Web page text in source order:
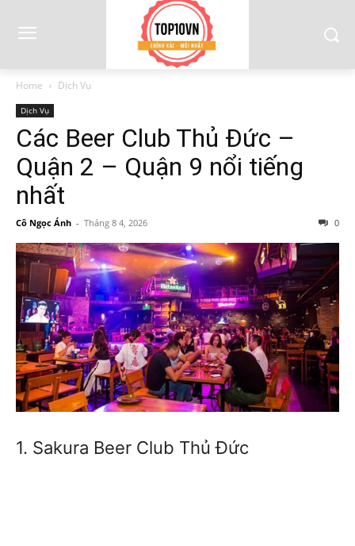
Home Dịch Vụ
Dịch Vụ
Các Beer Club Thủ Đức –
Quận 2 – Quận 9 nổi tiếng
nhất
Cô Ngọc Ánh - Tháng 8 4, 2026 0
1. Sakura Beer Club Thủ Đức